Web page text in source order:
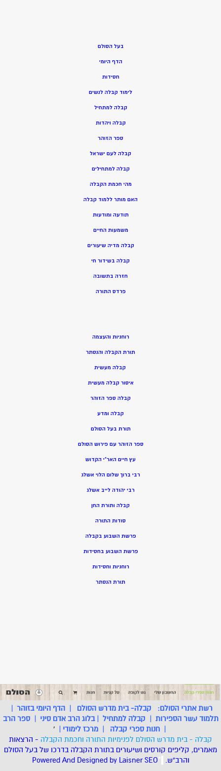
בעל הסולם
הדף היומי
חסידות
לימוד קבלה לנשים
קבלה למתחיל
קבלה ויהדות
ספר הזוהר
קבלה לעם ישראל
קבלה למתחילים
מהי חכמת הקבלה
האם מותר ללמוד קבלה
תודעה ומודעות
משמעות החיים
קבלה מדיה שיעורים
קבלה בשידור חי
חזרה בתשובה
פרדס התורה
רוחניות והעצמה
תורת הקבלה והנסתר
קבלה מעשית
איסור קבלה מעשית
קבלה ספר הזוהר
קבלה ומדע
תורת בעל הסולם
ספר הזוהר עם פירוש הסולם
עץ חיים האר”י הקדוש
רבי ברוך שלום הלוי אשלג
רבי יהודה לייב אשלג
קבלה ותורת החן
סודות התורה
פרשת השבוע בקבלה
פרשת השבוע בחסידות
רוחניות וחסידות
תורת הנסתר
רשת אתרי הסולם: קבלה- בית מדרש הסולם |הדף היומי בזוהר |
תלמוד עשר הספירות | קבלה למתחיל |בלוג הרב אדם סיני |ספר הרב
| חנות ספרי קבלה | מרכז לימודי |
'
קבלה - בית מדרש הסולם לפנימיות התורה וחכמת הקבלה - הרצאות
מאמרים, קליפים קורסים ושיעורים בתורת הקבלה בדרכו של בעל הסולם
והרב"ש. *
Powered And Designed by LaisnerSEO